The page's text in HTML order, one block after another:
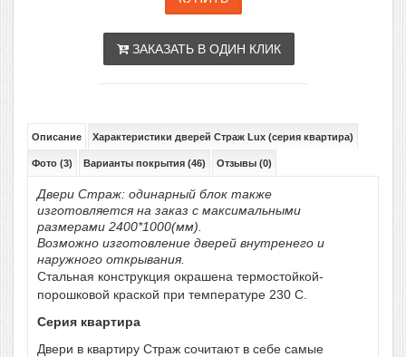
ЗАКАЗАТЬ В ОДИН КЛИК
Описание Характеристики дверей Страж Lux (серия квартира)
Фото (3) Варианты покрытия (46) Отзывы (0)
Двери Страж: одинарный блок также
изготовляется на заказ с максимальными
размерами 2400*1000(мм).
Возможно изготовление дверей внутренего и
наружного открывания.
Стальная конструкция окрашена термостойкой-
порошковой краской при температуре 230 С.
Серия квартира
Двери в квартиру Страж сочитают в себе самые